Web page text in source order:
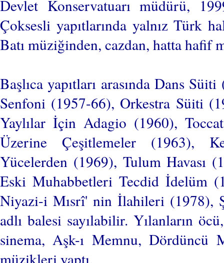
Devlet Konservatuarı müdürü,
Çoksesli yapıtlarında yalnız Türk
Batı müziğinden, cazdan, hatta hafif
Başlıca yapıtları arasında Dans
Senfoni (1957-66), Orkestra Süiti
Yaylılar İçin Adagio (1960),
Üzerine Çeşitlemeler (1963),
Yücelerden (1969), Tulum Havası
Eski Muhabbetleri Tecdid İdelüm
Niyazi-i Mısrî' nin İlahileri (1978),
adlı balesi sayılabilir. Yılanların
sinema, Aşk-ı Memnu,
müzikleri yaptı.